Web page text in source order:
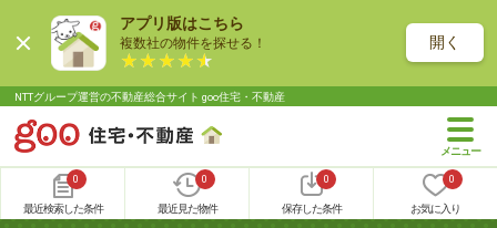
アプリ版はこちら
複数社の物件を探せる！ 開く
NTTグループ運営の不動産総合サイト goo住宅・不動産
0
最近検索した条件
0
最近見た物件
0
保存した条件
0
お気に入り